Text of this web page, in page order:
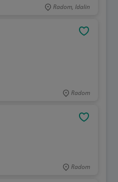
Radom, Idalin
Radom
Radom